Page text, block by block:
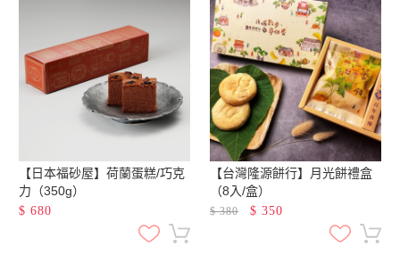
【日本福砂屋】荷蘭蛋糕/巧克
力（350g）
$ 680
【台灣隆源餅行】月光餅禮盒
（8入/盒）
$380 $ 350